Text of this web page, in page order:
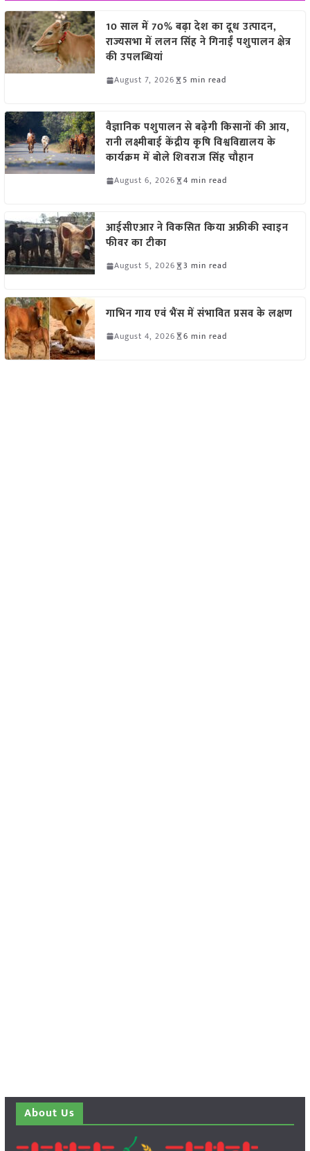
10 साल में 70% बढ़ा देश का दूध उत्पादन,
राज्यसभा में ललन सिंह ने गिनाईं पशुपालन क्षेत्र
की उपलब्धियां
August 7, 2026 5 min read
वैज्ञानिक पशुपालन से बढ़ेगी किसानों की आय,
रानी लक्ष्मीबाई केंद्रीय कृषि विश्वविद्यालय के
कार्यक्रम में बोले शिवराज सिंह चौहान
August 6, 2026 4 min read
आईसीएआर ने विकसित किया अफ्रीकी स्वाइन
फीवर का टीका
August 5, 2026 3 min read
गाभिन गाय एवं भैंस में संभावित प्रसव के लक्षण
August 4, 2026 6 min read
About Us